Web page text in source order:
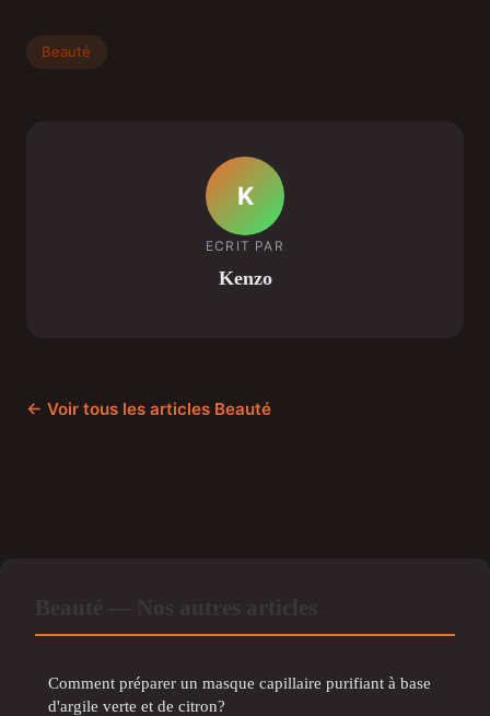
Beauté
K
ECRIT PAR
Kenzo
← Voir tous les articles Beauté
Comment préparer un masque capillaire purifiant à base
d'argile verte et de citron?